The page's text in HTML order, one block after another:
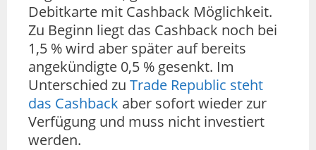
Debitkarte mit Cashback Möglichkeit.
Zu Beginn liegt das Cashback noch bei
1,5 % wird aber später auf bereits
angekündigte 0,5 % gesenkt. Im
Unterschied zu Trade Republic steht
das Cashback aber sofort wieder zur
Verfügung und muss nicht investiert
werden.